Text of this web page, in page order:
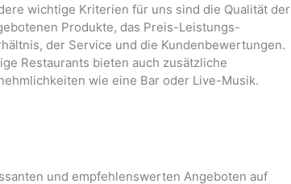
wichtige Kriterien für uns sind die Qualität der
Produkte, das Preis-Leistungs-
der Service und die Kundenbewertungen.
Restaurants bieten auch zusätzliche
wie eine Bar oder Live-Musik.
und empfehlenswerten Angeboten auf